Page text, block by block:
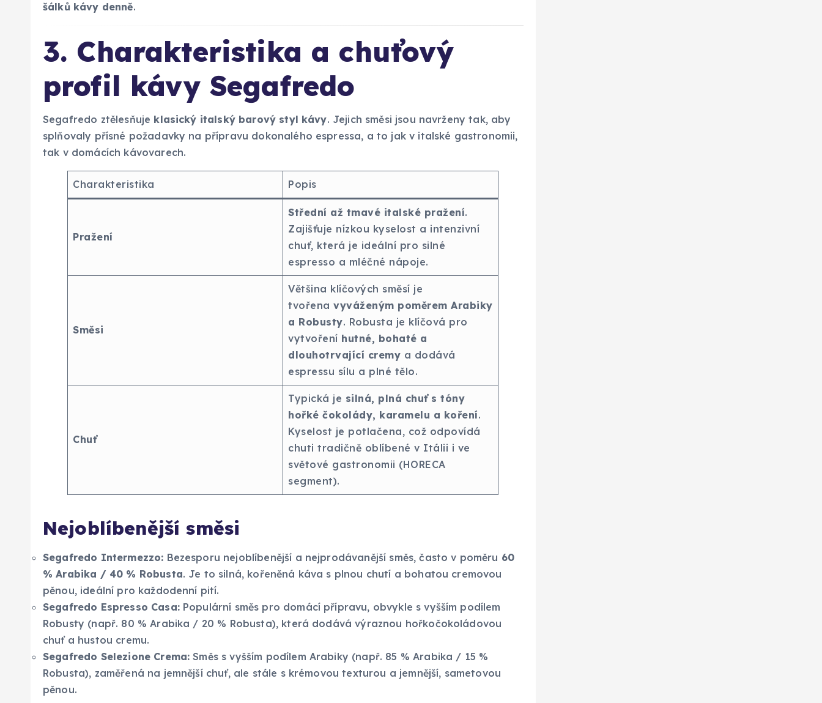
šálků kávy denně.
3. Charakteristika a chuťový
profil kávy Segafredo
Segafredo ztělesňuje klasický italský barový styl kávy. Jejich směsi jsou navrženy tak, aby
splňovaly přísné požadavky na přípravu dokonalého espressa, a to jak v italské gastronomii,
tak v domácích kávovarech.
Charakteristika Popis
Pražení
Střední až tmavé italské pražení.
Zajišťuje nízkou kyselost a intenzivní
chuť, která je ideální pro silné
espresso a mléčné nápoje.
Směsi
Většina klíčových směsí je
tvořena vyváženým poměrem Arabiky
a Robusty. Robusta je klíčová pro
vytvoření hutné, bohaté a
dlouhotrvající cremy a dodává
espressu sílu a plné tělo.
Chuť
Typická je silná, plná chuť s tóny
hořké čokolády, karamelu a koření.
Kyselost je potlačena, což odpovídá
chuti tradičně oblíbené v Itálii i ve
světové gastronomii (HORECA
segment).
Nejoblíbenější směsi
Segafredo Intermezzo: Bezesporu nejoblíbenější a nejprodávanější směs, často v poměru 60
% Arabika / 40 % Robusta. Je to silná, kořeněná káva s plnou chutí a bohatou cremovou
pěnou, ideální pro každodenní pití.
Segafredo Espresso Casa:Populární směs pro domácí přípravu, obvykle s vyšším podílem
Robusty (např. 80 % Arabika / 20 % Robusta), která dodává výraznou hořkočokoládovou
chuť a hustou cremu.
Segafredo Selezione Crema: Směs s vyšším podílem Arabiky (např. 85 % Arabika / 15 %
Robusta), zaměřená na jemnější chuť, ale stále s krémovou texturou a jemnější, sametovou
pěnou.